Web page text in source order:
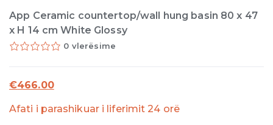
App Ceramic countertop/wall hung basin 80 x 47
x H 14 cm White Glossy
0 vlerësime
€466.00
Afati i parashikuar i liferimit 24 orë